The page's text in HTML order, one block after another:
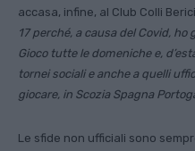
accasa, infine, al Club Colli
17 perché, a causa del Covid,
Gioco tutte le domeniche e,
tornei sociali e anche a quelli
giocare, in Scozia Spagna
Le sfide non ufficiali sono